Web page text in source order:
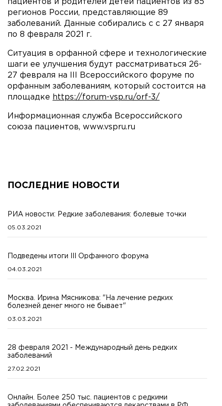
пациентов и родителей детей пациентов из 85
регионов России, представляющие 89
заболеваний. Данные собирались с с 27 января
по 8 февраля 2021 г.
Ситуация в орфанной сфере и технологические
шаги ее улучшения будут рассматриваться 26-
27 февраля на III Всероссийского форуме по
орфанным заболеваниям, который состоится на
площадке https://forum-vsp.ru/orf-3/
Информационная служба Всероссийского
союза пациентов, www.vspru.ru
ПОСЛЕДНИЕ НОВОСТИ
РИА новости: Редкие заболевания: болевые точки
05.03.2021
Подведены итоги III Орфанного форума
04.03.2021
Москва. Ирина Мясникова: "На лечение редких
болезней денег много не бывает"
03.03.2021
28 февраля 2021 - Международный день редких
заболеваний
27.02.2021
Онлайн. Более 250 тыс. пациентов с редкими